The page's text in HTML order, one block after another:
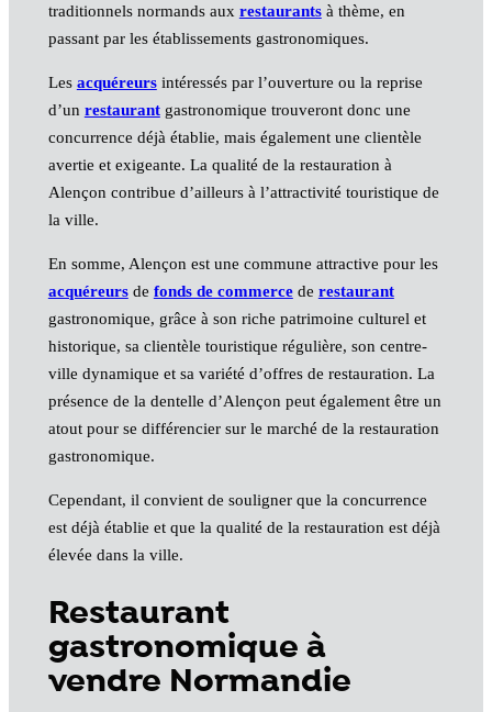
traditionnels normands aux restaurantsà thème, en
passant par les établissements gastronomiques.
Les acquéreursintéressés par l’ouverture ou la reprise
d’un restaurantgastronomique trouveront donc une
concurrence déjà établie, mais également une clientèle
avertie et exigeante. La qualité de la restauration à
Alençon contribue d’ailleurs à l’attractivité touristique de
la ville.
En somme, Alençon est une commune attractive pour les
acquéreursde fonds de commercede restaurant
gastronomique, grâce à son riche patrimoine culturel et
historique, sa clientèle touristique régulière, son centre-
ville dynamique et sa variété d’offres de restauration. La
présence de la dentelle d’Alençon peut également être un
atout pour se différencier sur le marché de la restauration
gastronomique.
Cependant, il convient de souligner que la concurrence
est déjà établie et que la qualité de la restauration est déjà
élevée dans la ville.
Restaurant
gastronomique à
vendre Normandie